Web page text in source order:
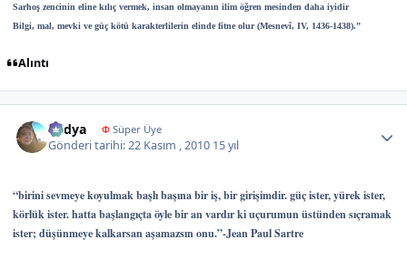
Sarhoş zencinin eline kılıç vermek, insan olmayanın ilim öğren mesinden daha iyidir
Bilgi, mal, mevki ve güç kötü karakterlilerin elinde fitne olur (Mesnevî, IV, 1436-1438).”
Alıntı
Radya ΦSüper Üye
Gönderi tarihi:22 Kasım , 2010 15 yıl
“birini sevmeye koyulmak başlı başına bir iş, bir girişimdir. güç ister, yürek ister,
körlük ister. hatta başlangıçta öyle bir an vardır ki uçurumun üstünden sıçramak
ister; düşünmeye kalkarsan aşamazsın onu.”-Jean Paul Sartre